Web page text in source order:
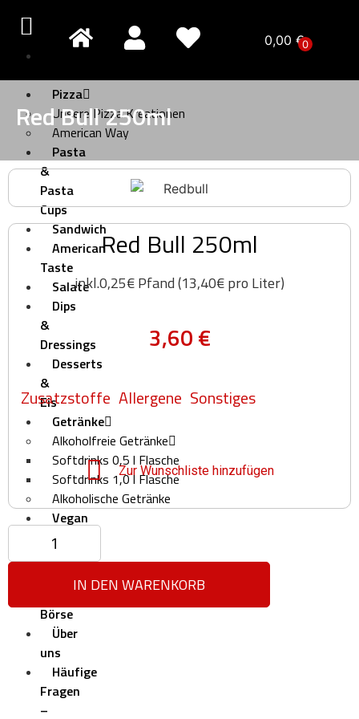
Pizza
Unsere Pizza Kreationen
American Way
Pasta
&
Pasta
Cups
Sandwich
American
Taste
Salate
Dips
&
Dressings
Desserts
&
Eis
Getränke
Alkoholfreie Getränke
Softdrinks 0,5 l Flasche
Softdrinks 1,0 l Flasche
Alkoholische Getränke
Vegan
Hot
Deals
Deals
Pizza
Börse
Über
uns
Häufige
Fragen
–
0,00€0
Red Bull 250ml
Red Bull 250ml
inkl.0,25€ Pfand (13,40€ pro Liter)
3,60€
Zusatzstoffe Allergene Sonstiges
Zur Wunschliste hinzufügen
IN DEN WARENKORB